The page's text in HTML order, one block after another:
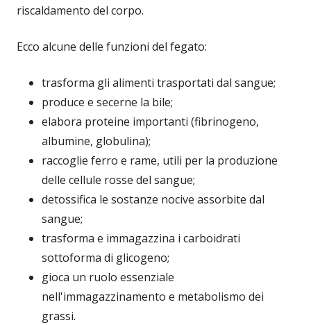
riscaldamento del corpo.
Ecco alcune delle funzioni del fegato:
trasforma gli alimenti trasportati dal sangue;
produce e secerne la bile;
elabora proteine importanti (fibrinogeno,
albumine, globulina);
raccoglie ferro e rame, utili per la produzione
delle cellule rosse del sangue;
detossifica le sostanze nocive assorbite dal
sangue;
trasforma e immagazzina i carboidrati
sottoforma di glicogeno;
gioca un ruolo essenziale
nell'immagazzinamento e metabolismo dei
grassi.